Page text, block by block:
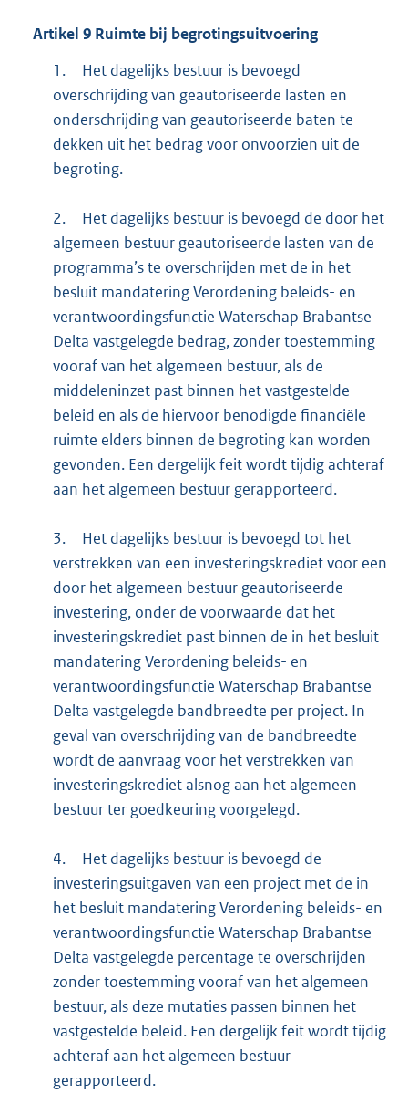
Artikel 9 Ruimte bij begrotingsuitvoering
1.
Het dagelijks bestuur is bevoegd
overschrijding van geautoriseerde lasten en
onderschrijding van geautoriseerde baten te
dekken uit het bedrag voor onvoorzien uit de
begroting.
2.
Het dagelijks bestuur is bevoegd de door het
algemeen bestuur geautoriseerde lasten van de
programma’s te overschrijden met de in het
besluit mandatering Verordening beleids- en
verantwoordingsfunctie Waterschap Brabantse
Delta vastgelegde bedrag, zonder toestemming
vooraf van het algemeen bestuur, als de
middeleninzet past binnen het vastgestelde
beleid en als de hiervoor benodigde financiële
ruimte elders binnen de begroting kan worden
gevonden. Een dergelijk feit wordt tijdig achteraf
aan het algemeen bestuur gerapporteerd.
3.
Het dagelijks bestuur is bevoegd tot het
verstrekken van een investeringskrediet voor een
door het algemeen bestuur geautoriseerde
investering, onder de voorwaarde dat het
investeringskrediet past binnen de in het besluit
mandatering Verordening beleids- en
verantwoordingsfunctie Waterschap Brabantse
Delta vastgelegde bandbreedte per project. In
geval van overschrijding van de bandbreedte
wordt de aanvraag voor het verstrekken van
investeringskrediet alsnog aan het algemeen
bestuur ter goedkeuring voorgelegd.
4.
Het dagelijks bestuur is bevoegd de
investeringsuitgaven van een project met de in
het besluit mandatering Verordening beleids- en
verantwoordingsfunctie Waterschap Brabantse
Delta vastgelegde percentage te overschrijden
zonder toestemming vooraf van het algemeen
bestuur, als deze mutaties passen binnen het
vastgestelde beleid. Een dergelijk feit wordt tijdig
achteraf aan het algemeen bestuur
gerapporteerd.